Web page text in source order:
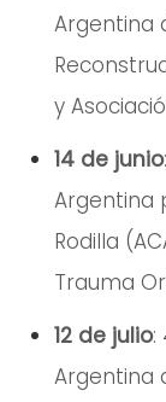
Argentina
y
14 de junio
Argentina
Rodilla
Trauma
12 de julio:
Argentina